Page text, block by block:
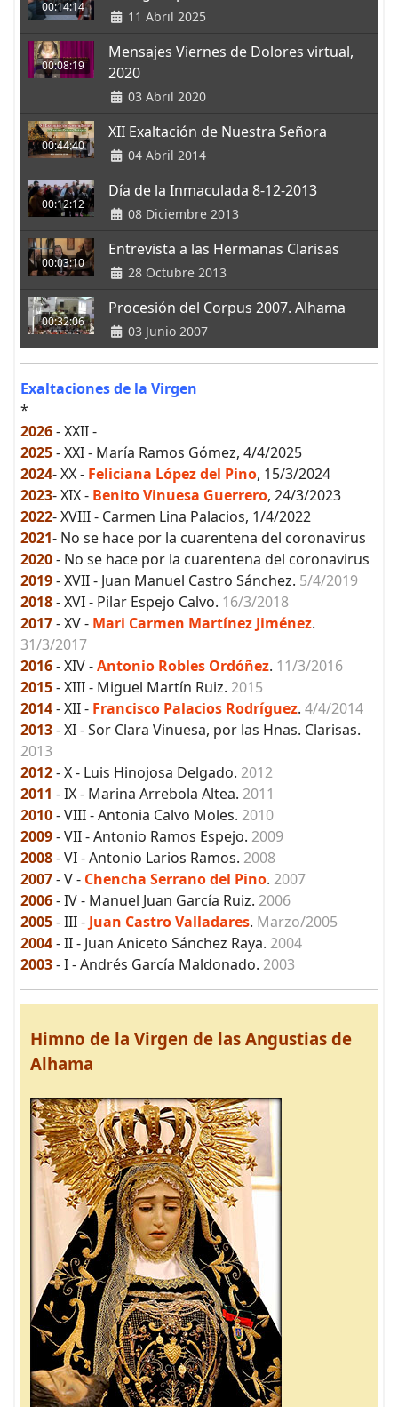
00:14:14
11 Abril 2025
00:08:19
Mensajes Viernes de Dolores virtual,
2020
03 Abril 2020
00:44:40
XII Exaltación de Nuestra Señora
04 Abril 2014
00:12:12
Día de la Inmaculada 8-12-2013
08 Diciembre 2013
00:03:10
Entrevista a las Hermanas Clarisas
28 Octubre 2013
00:32:06
Procesión del Corpus 2007. Alhama
03 Junio 2007
Exaltaciones de la Virgen
*
2026- XXII -
2025- XXI - María Ramos Gómez, 4/4/2025
2024- XX - Feliciana López del Pino, 15/3/2024
2023- XIX - Benito Vinuesa Guerrero, 24/3/2023
2022- XVIII - Carmen Lina Palacios, 1/4/2022
2021- No se hace por la cuarentena del coronavirus
2020- No se hace por la cuarentena del coronavirus
2019- XVII - Juan Manuel Castro Sánchez. 5/4/2019
2018- XVI - Pilar Espejo Calvo. 16/3/2018
2017- XV - Mari Carmen Martínez Jiménez.
31/3/2017
2016- XIV -Antonio Robles Ordóñez. 11/3/2016
2015- XIII - Miguel Martín Ruiz. 2015
2014- XII - Francisco Palacios Rodríguez. 4/4/2014
2013- XI - Sor Clara Vinuesa, por las Hnas. Clarisas.
2013
2012- X - Luis Hinojosa Delgado. 2012
2011 - IX - Marina Arrebola Altea. 2011
2010- VIII - Antonia Calvo Moles. 2010
2009- VII - Antonio Ramos Espejo. 2009
2008- VI - Antonio Larios Ramos. 2008
2007- V - Chencha Serrano del Pino. 2007
2006- IV - Manuel Juan García Ruiz. 2006
2005- III - Juan Castro Valladares. Marzo/2005
2004- II - Juan Aniceto Sánchez Raya. 2004
2003- I - Andrés García Maldonado. 2003
Himno de la Virgen de las Angustias de
Alhama